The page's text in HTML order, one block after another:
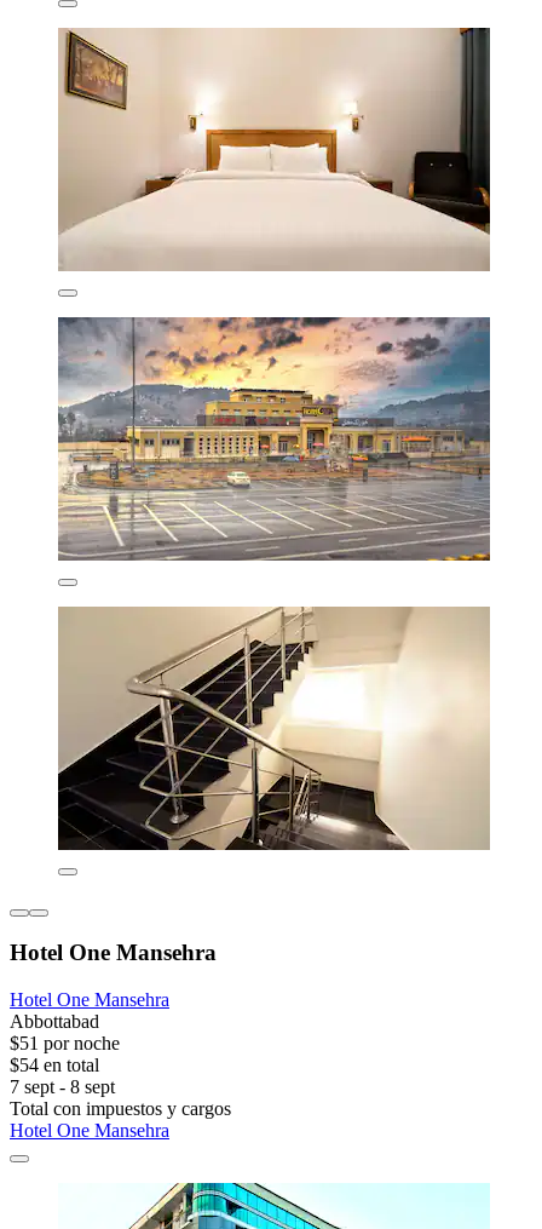
Hotel One Mansehra
Hotel One Mansehra
Abbottabad
$51 por noche
$54 en total
7 sept - 8 sept
Total con impuestos y cargos
Hotel One Mansehra